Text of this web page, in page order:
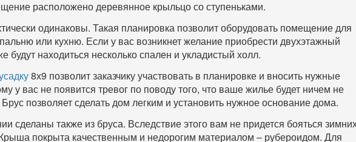
расположено деревянное крыльцо со ступеньками.
одинаковы. Такая планировка позволит оборудовать помещение для
или кухню. Если у вас возникнет желание приобрести двухэтажный
будут находиться несколько спален и укладистый холл.
8х9 позволит заказчику участвовать в планировке и вносить нужные
у вас не появится тревог по поводу того, что ваше жилье будет ничем не
позволяет сделать дом легким и установить нужное основание дома.
сделаны также из бруса. Вследствие этого вам не придется бояться
покрыта качественным и недорогим материалом – рубероидом. Для